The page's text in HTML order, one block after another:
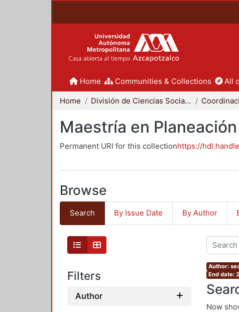
Home Communities & Collections All
Home División de Ciencias Sociales y Humanidades
Maestría en
Permanent URI for this collectionhttps://
Browse
Search By Issue Date By Author
Filters
Author
Author:
End date:
Now